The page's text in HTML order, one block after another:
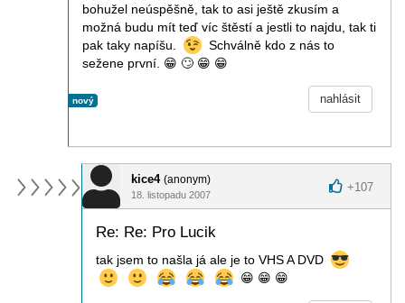
bohužel neúspěšně, tak to asi ještě zkusím a
možná budu mít teď víc štěstí a jestli to najdu, tak ti
pak taky napíšu.
Schválně kdo z nás to
sežene první. 😁 🙄 😁 😁
nový nahlásit
kice4 (anonym)
18. listopadu 2007
+107
Re: Re: Pro Lucik
tak jsem to našla já ale je to VHS A DVD
😁 😁 😁